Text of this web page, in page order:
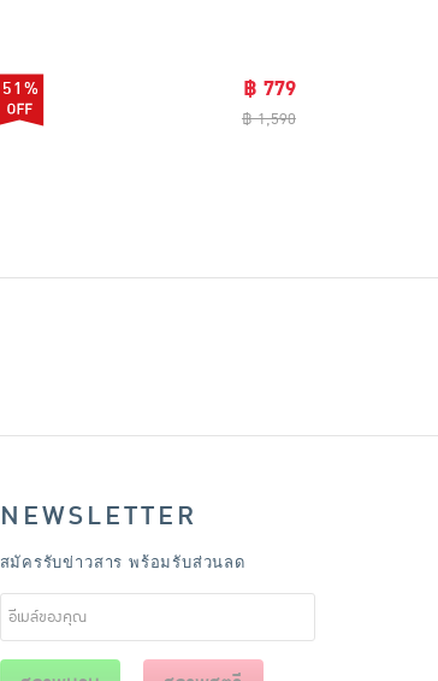
51% ฿ 779
฿ 1,590
NEWSLETTER
สมัครรับข่าวสาร พร้อมรับส่วนลด